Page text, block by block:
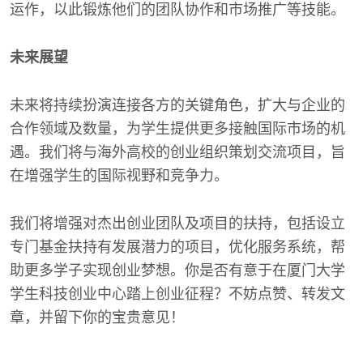
运作，以此锻炼他们的团队协作和市场推广等技能。
未来展望
未来将持续扮演连接各方的关键角色，扩大与企业的
合作领域及数量，为学生提供更多接触国际市场的机
遇。我们将与海外高校的创业组织策划交流项目，旨
在增强学生的国际视野和竞争力。
我们将增强对杰出创业团队及项目的扶持，包括设立
专门基金扶持有发展潜力的项目，优化服务系统，帮
助更多学子实现创业梦想。你是否有意于在厦门大学
学生科技创业中心踏上创业征程？不妨点赞、转发文
章，并留下你的宝贵意见！